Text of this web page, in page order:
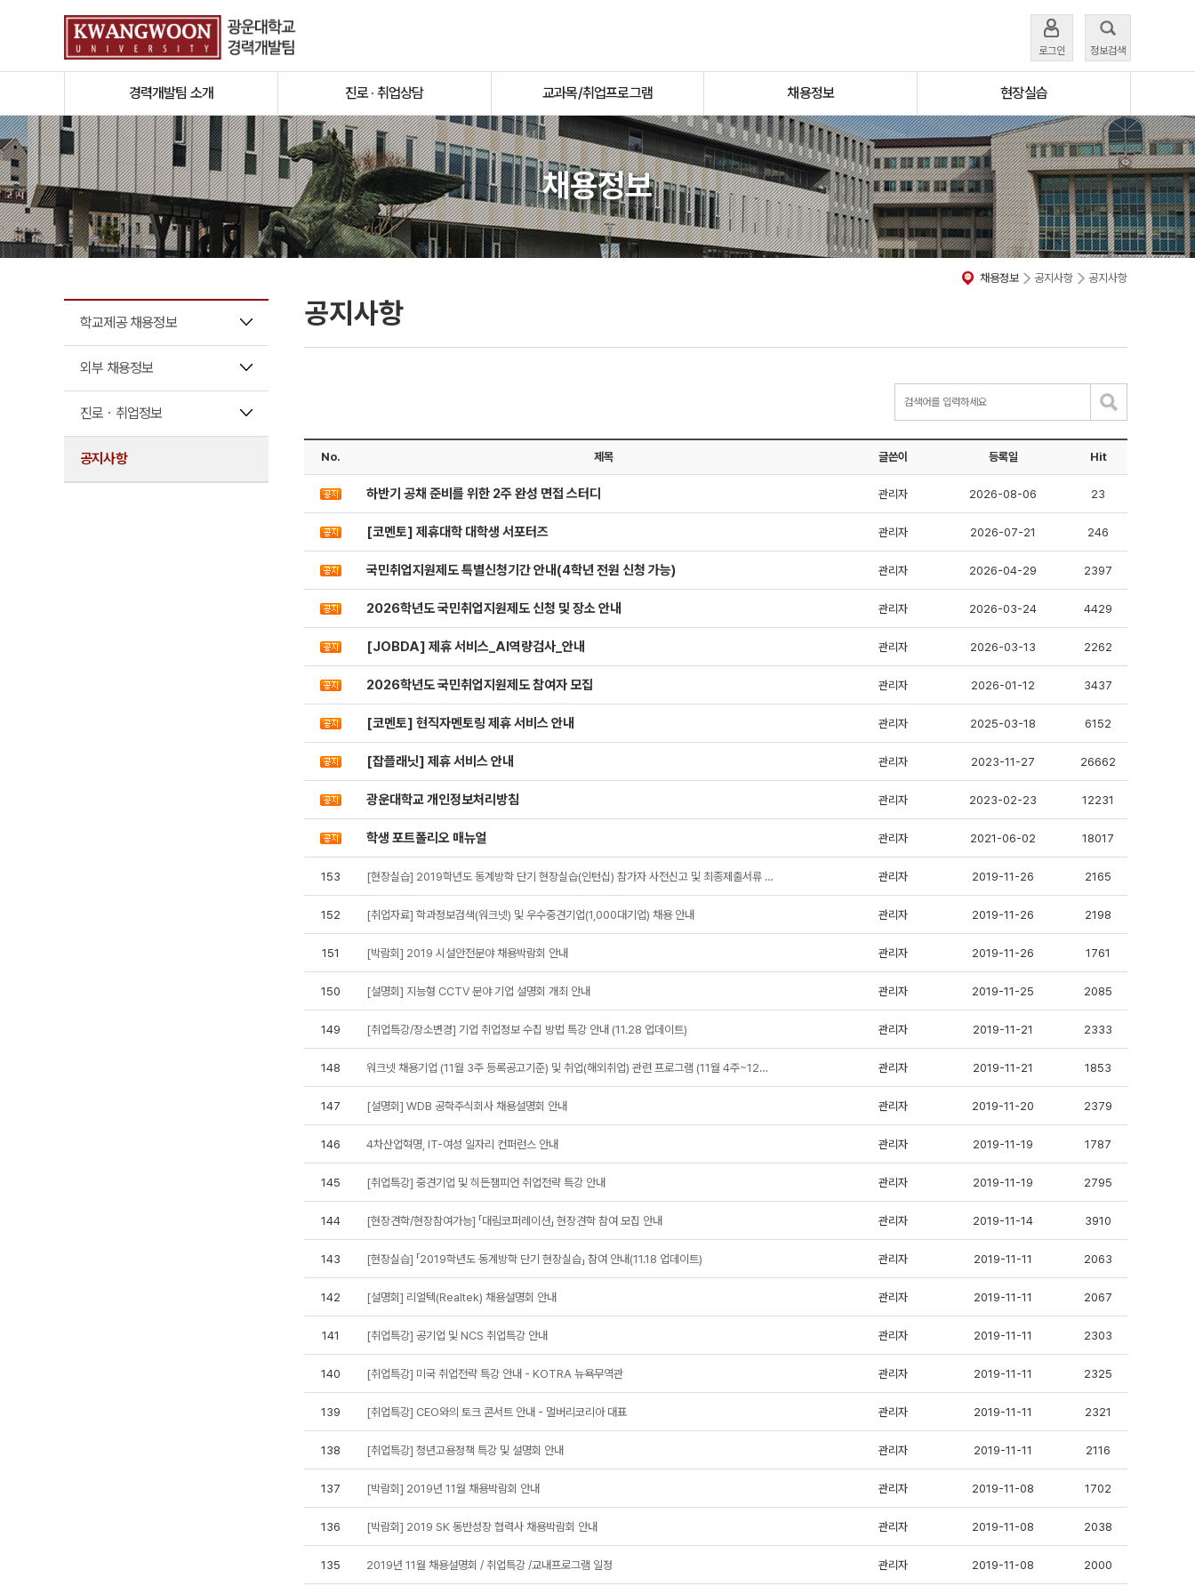
로그인 정보검색
경력개발팀 소개 진로 · 취업상담 교과목/취업프로그램 채용정보 현장실습
채용정보
학교제공 채용정보
외부 채용정보
진로ㆍ취업정보
공지사항
채용정보 공지사항 공지사항
공지사항
No. 제목 글쓴이 등록일 Hit
하반기 공채 준비를 위한 2주 완성 면접 스터디 관리자 2026-08-06 23
[코멘토] 제휴대학 대학생 서포터즈 관리자 2026-07-21 246
국민취업지원제도 특별신청기간 안내(4학년 전원 신청 가능) 관리자 2026-04-29 2397
2026학년도 국민취업지원제도 신청 및 장소 안내 관리자 2026-03-24 4429
[JOBDA] 제휴 서비스_AI역량검사_안내 관리자 2026-03-13 2262
2026학년도 국민취업지원제도 참여자 모집​ 관리자 2026-01-12 3437
[코멘토] 현직자멘토링 제휴 서비스 안내 관리자 2025-03-18 6152
[잡플래닛] 제휴 서비스 안내 관리자 2023-11-27 26662
광운대학교 개인정보처리방침 관리자 2023-02-23 12231
학생 포트폴리오 매뉴얼 관리자 2021-06-02 18017
153 [현장실습] 2019학년도 동계방학 단기 현장실습(인턴십) 참가자 사전신고 및 최종제출서류 안내 - 사전직무교육 필수 참석 관리자 2019-11-26 2165
152 [취업자료] 학과정보검색(워크넷) 및 우수중견기업(1,000대기업) 채용 안내 관리자 2019-11-26 2198
151 [박람회] 2019 시설안전분야 채용박람회 안내 관리자 2019-11-26 1761
150 [설명회] 지능형 CCTV 분야 기업 설명회 개최 안내 관리자 2019-11-25 2085
149 [취업특강/장소변경] 기업 취업정보 수집 방법 특강 안내 (11.28 업데이트) 관리자 2019-11-21 2333
148 워크넷 채용기업 (11월 3주 등록공고기준) 및 취업(해외취업) 관련 프로그램 (11월 4주~12월 1주) 안내 관리자 2019-11-21 1853
147 [설명회] WDB 공학주식회사 채용설명회 안내 관리자 2019-11-20 2379
146 4차산업혁명, IT-여성 일자리 컨퍼런스 안내 관리자 2019-11-19 1787
145 [취업특강] 중견기업 및 히든챔피언 취업전략 특강 안내 관리자 2019-11-19 2795
144 [현장견학/현장참여가능] 「대림코퍼레이션」 현장견학 참여 모집 안내 관리자 2019-11-14 3910
143 [현장실습] 「2019학년도 동계방학 단기 현장실습」 참여 안내(11.18 업데이트) 관리자 2019-11-11 2063
142 [설명회] 리얼텍(Realtek) 채용설명회 안내 관리자 2019-11-11 2067
141 [취업특강] 공기업 및 NCS 취업특강 안내 관리자 2019-11-11 2303
140 [취업특강] 미국 취업전략 특강 안내 - KOTRA 뉴욕무역관 관리자 2019-11-11 2325
139 [취업특강] CEO와의 토크 콘서트 안내 - 멀버리코리아 대표 관리자 2019-11-11 2321
138 [취업특강] 청년고용정책 특강 및 설명회 안내 관리자 2019-11-11 2116
137 [박람회] 2019년 11월 채용박람회 안내 관리자 2019-11-08 1702
136 [박람회] 2019 SK 동반성장 협력사 채용박람회 안내 관리자 2019-11-08 2038
135 2019년 11월 채용설명회 / 취업특강 /교내프로그램 일정 관리자 2019-11-08 2000